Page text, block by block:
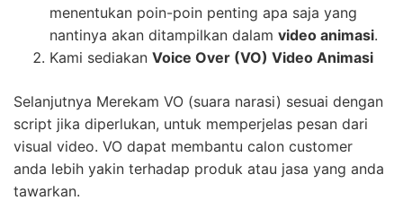
menentukan poin-poin penting apa saja yang
nantinya akan ditampilkan dalam video animasi.
Kami sediakan Voice Over (VO) Video Animasi
Selanjutnya Merekam VO (suara narasi) sesuai dengan
script jika diperlukan, untuk memperjelas pesan dari
visual video. VO dapat membantu calon customer
anda lebih yakin terhadap produk atau jasa yang anda
tawarkan.